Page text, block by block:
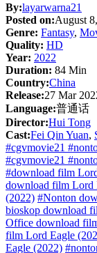
By:layarwarna21
Posted on:August
Genre: Fantasy,
Quality: HD
Year: 2022
Duration: 84 Min
Country:China
Release:27 Mar
Language:普通话
Director:Hui Tong
Cast:Fei Qin Yuan,
#cgvmovie21
#cgvmovie21
#download film
download film Lord
(2022) #Nonton
bioskop download
Office download
film Lord Eagle
Eagle (2022)